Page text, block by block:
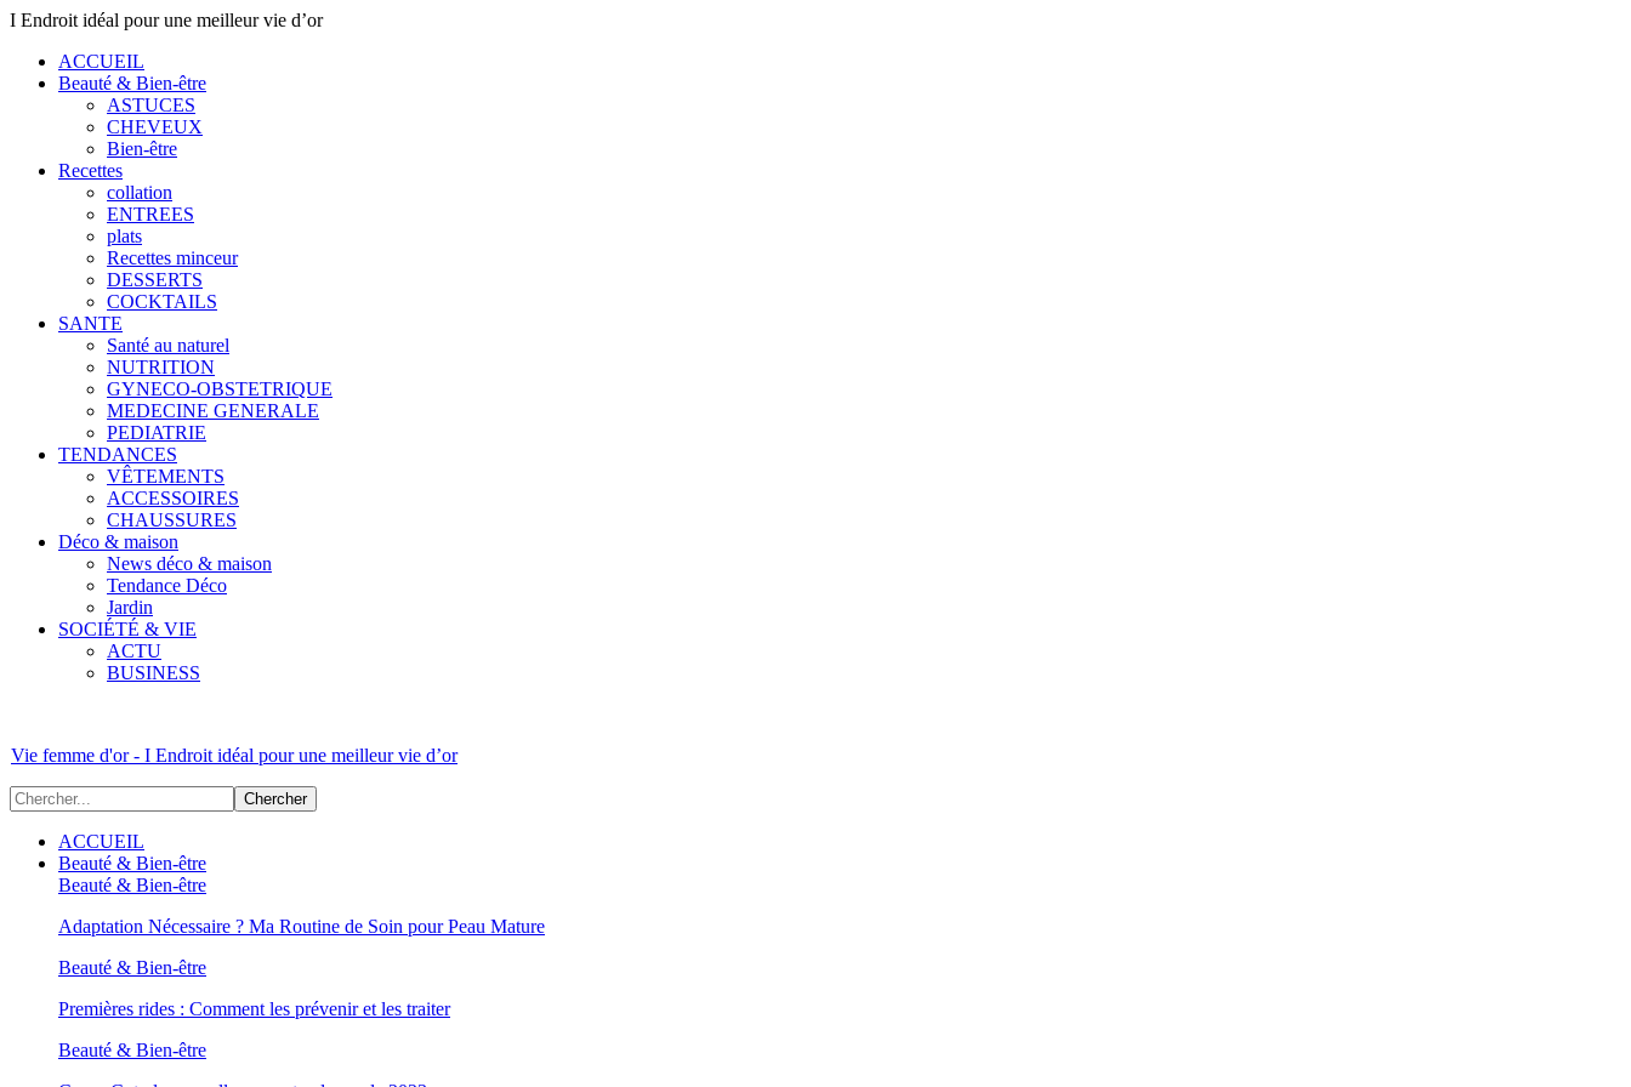
I Endroit idéal pour une meilleur vie d’or
ACCUEIL
Beauté & Bien-être
ASTUCES
CHEVEUX
Bien-être
Recettes
collation
ENTREES
plats
Recettes minceur
DESSERTS
COCKTAILS
SANTE
Santé au naturel
NUTRITION
GYNECO-OBSTETRIQUE
MEDECINE GENERALE
PEDIATRIE
TENDANCES
VÊTEMENTS
ACCESSOIRES
CHAUSSURES
Déco & maison
News déco & maison
Tendance Déco
Jardin
SOCIÉTÉ & VIE
ACTU
BUSINESS
Vie femme d'or - I Endroit idéal pour une meilleur vie d’or
ACCUEIL
Beauté & Bien-être
Beauté & Bien-être
Adaptation Nécessaire ? Ma Routine de Soin pour Peau Mature
Beauté & Bien-être
Premières rides : Comment les prévenir et les traiter
Beauté & Bien-être